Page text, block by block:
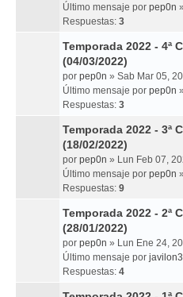
Último mensaje por pep0n »
Respuestas: 3
Temporada 2022 - 4ª
(04/03/2022)
por pep0n » Sab Mar 05,
Último mensaje por pep0n »
Respuestas: 3
Temporada 2022 - 3ª
(18/02/2022)
por pep0n » Lun Feb 07,
Último mensaje por pep0n »
Respuestas: 9
Temporada 2022 - 2ª
(28/01/2022)
por pep0n » Lun Ene 24,
Último mensaje por
Respuestas: 4